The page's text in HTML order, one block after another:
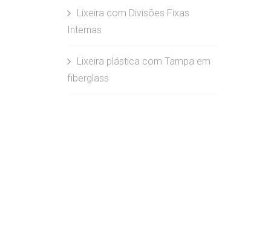
Lixeira com Divisões Fixas
Internas
Lixeira plástica com Tampa em
fiberglass